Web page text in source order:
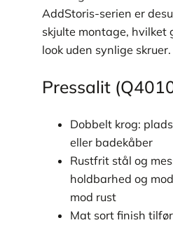
AddStoris-serien er
skjulte montage, hvilket
look uden synlige skruer.
Pressalit
Dobbelt krog:
eller badekåber
Rustfrit stål og
holdbarhed og
mod rust
Mat sort finish